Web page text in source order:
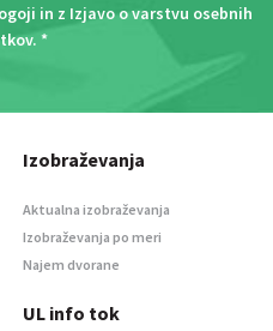
in z Izjavo o varstvu osebnih
. *
Izobraževanja
Aktualna izobraževanja
Izobraževanja po meri
Najem dvorane
UL info tok